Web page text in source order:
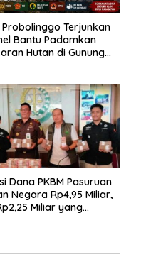
Probolinggo Terjunkan
Bantu Padamkan
Hutan di Gunung
Dana PKBM Pasuruan
Negara Rp4,95 Miliar,
Miliar yang